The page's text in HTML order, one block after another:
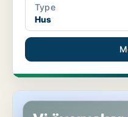
Type
Hus
Hus i Sölvesborg